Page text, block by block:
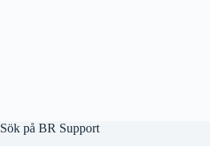
Sök på BR Support